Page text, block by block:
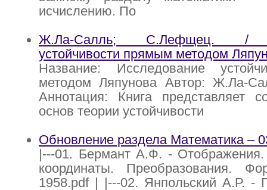
исчислению. По
Ж.Ла-Салль; С.Лефщец. /
устойчивости прямым методом
Название: Исследование
методом Ляпунова Автор: Ж.Ла-
Аннотация: Книга представляет
основ теории устойчивости
Обновление раздела Математика –
|---01. Бермант А.Ф. -
координаты. Преобразования.
1958.pdf | |---02. Янпольский А.Р. -